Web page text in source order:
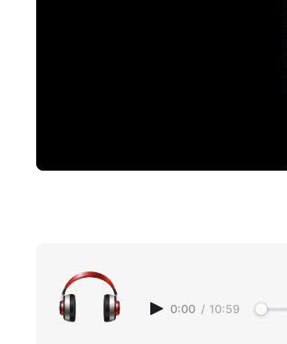
0:00 / 10:59